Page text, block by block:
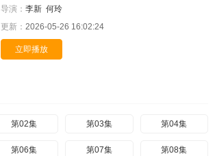
导演： 李新 何玲
更新： 2026-05-26 16:02:24
立即播放
第02集 第03集 第04集
第06集 第07集 第08集